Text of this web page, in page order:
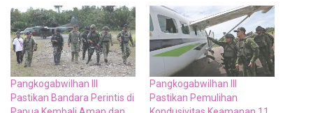
Pangkogabwilhan III
Pastikan Bandara Perintis di
Pangkogabwilhan III
Pastikan Pemulihan